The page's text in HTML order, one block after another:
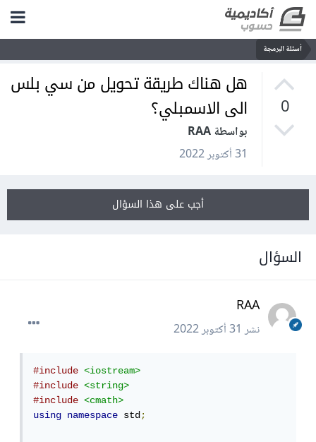
أسئلة البرمجة
0
هل هناك طريقة تحويل من سي بلس
الى الاسمبلي؟
بواسطة RAA
31 أكتوبر 2022
أجب على هذا السؤال
السؤال
RAA
نشر31 أكتوبر 2022
#include
<iostream>
#include
<string>
#include
<cmath>
using
namespace std;